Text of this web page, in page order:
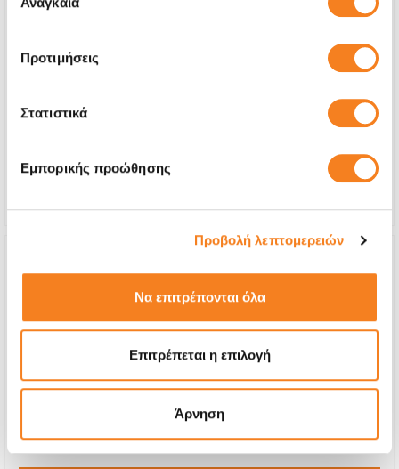
συγκατάθεσης
Προτιμήσεις
Στατιστικά
Εμπορικής προώθησης
Προβολή λεπτομερειών
Να επιτρέπονται όλα
Επιτρέπεται η επιλογή
Άρνηση
€266,11
€330,00
Χρόνος
2-3 ώρες